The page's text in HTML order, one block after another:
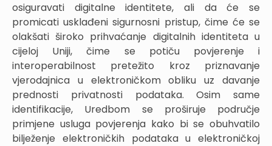
osiguravati digitalne identitete, ali da će se
promicati usklađeni sigurnosni pristup, čime će se
olakšati široko prihvaćanje digitalnih identiteta u
cijeloj Uniji, čime se potiču povjerenje i
interoperabilnost pretežito kroz priznavanje
vjerodajnica u elektroničkom obliku uz davanje
prednosti privatnosti podataka. Osim same
identifikacije, Uredbom se proširuje područje
primjene usluga povjerenja kako bi se obuhvatilo
bilježenje elektroničkih podataka u elektroničkoj